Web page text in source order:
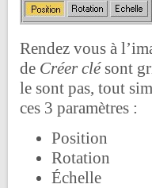
Rendez vous à
de Créer clésont
le sont pas, tout
ces 3 paramètres :
Position
Rotation
Échelle